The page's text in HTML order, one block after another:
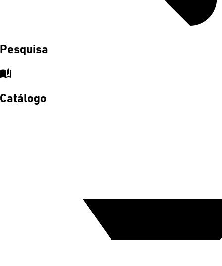
Pesquisa
auto_stories
Catálogo